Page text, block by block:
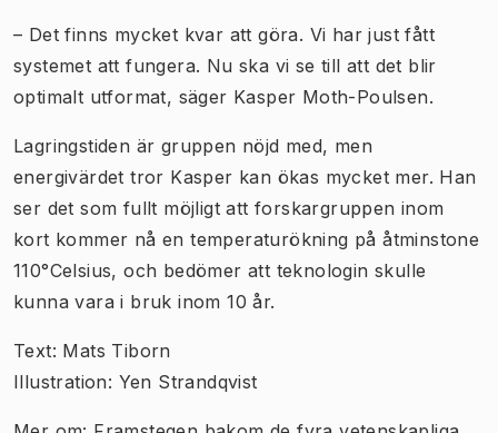
– Det finns mycket kvar att göra. Vi har just fått
systemet att fungera. Nu ska vi se till att det blir
optimalt utformat, säger Kasper Moth-Poulsen.
Lagringstiden är gruppen nöjd med, men
energivärdet tror Kasper kan ökas mycket mer. Han
ser det som fullt möjligt att forskargruppen inom
kort kommer nå en temperaturökning på åtminstone
110°Celsius, och bedömer att teknologin skulle
kunna vara i bruk inom 10 år.
Text: Mats Tiborn
Illustration: Yen Strandqvist